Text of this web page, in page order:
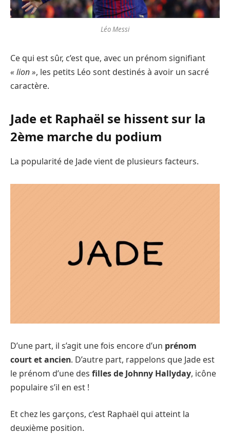
Léo Messi
Ce qui est sûr, c’est que, avec un prénom signifiant
« lion », les petits Léo sont destinés à avoir un sacré
caractère.
Jade et Raphaël se hissent sur la
2ème marche du podium
La popularité de Jade vient de plusieurs facteurs.
D’une part, il s’agit une fois encore d’un prénom
court et ancien. D’autre part, rappelons que Jade est
le prénom d’une des filles de Johnny Hallyday, icône
populaire s’il en est !
Et chez les garçons, c’est Raphaël qui atteint la
deuxième position.